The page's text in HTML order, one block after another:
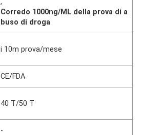
Corredo 1000ng/ML della prova di a
buso di droga
i 10m prova/mese
CE/FDA
40 T/50 T
-